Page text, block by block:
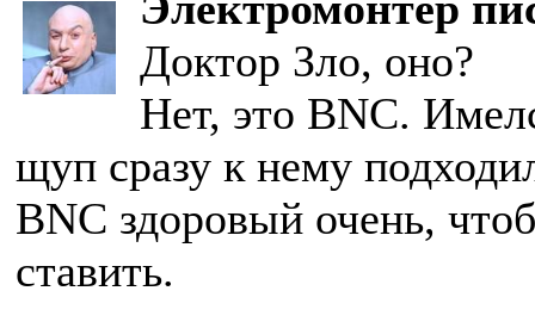
Доктор Зло, оно?
Нет, это BNC.
щуп сразу к нему
BNC здоровый очень,
ставить.